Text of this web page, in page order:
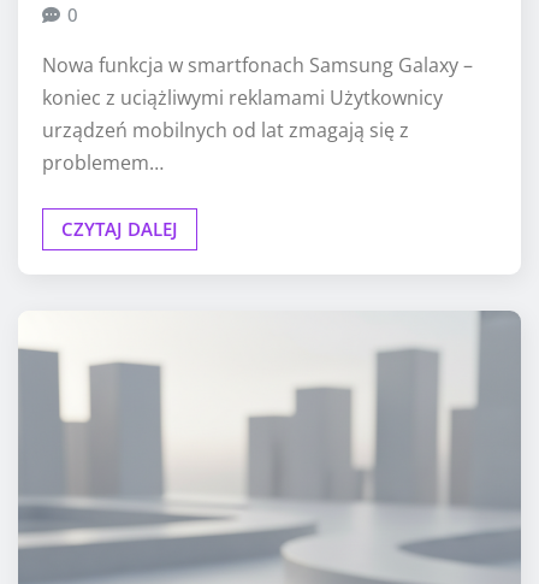
0
Nowa funkcja w smartfonach Samsung Galaxy –
koniec z uciążliwymi reklamami Użytkownicy
urządzeń mobilnych od lat zmagają się z
problemem…
CZYTAJ DALEJ